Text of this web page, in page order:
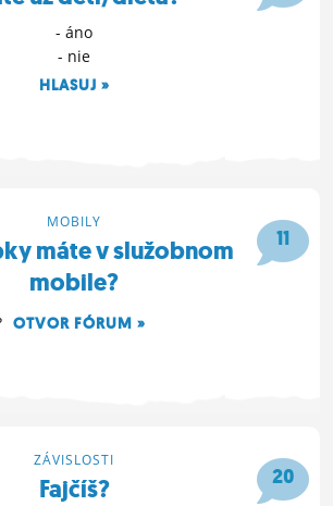
- áno
- nie
HLASUJ »
11
MOBILY
máte v služobnom
mobile?
OTVOR FÓRUM »
20
ZÁVISLOSTI
Fajčíš?